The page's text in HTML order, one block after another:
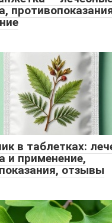
в таблетках:
и применение,
отзывы